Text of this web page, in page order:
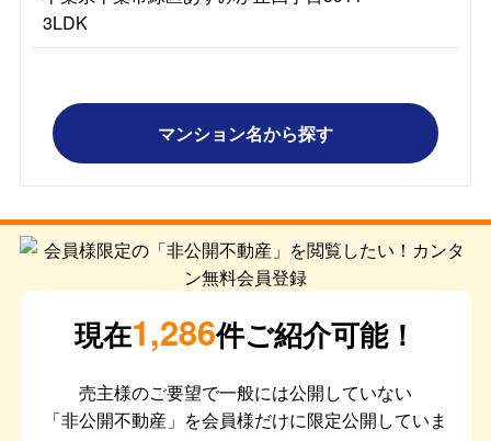
3LDK
マンション名から探す
現在1,286件ご紹介可能！
売主様のご要望で一般には公開していない
「非公開不動産」を会員様だけに限定公開していま